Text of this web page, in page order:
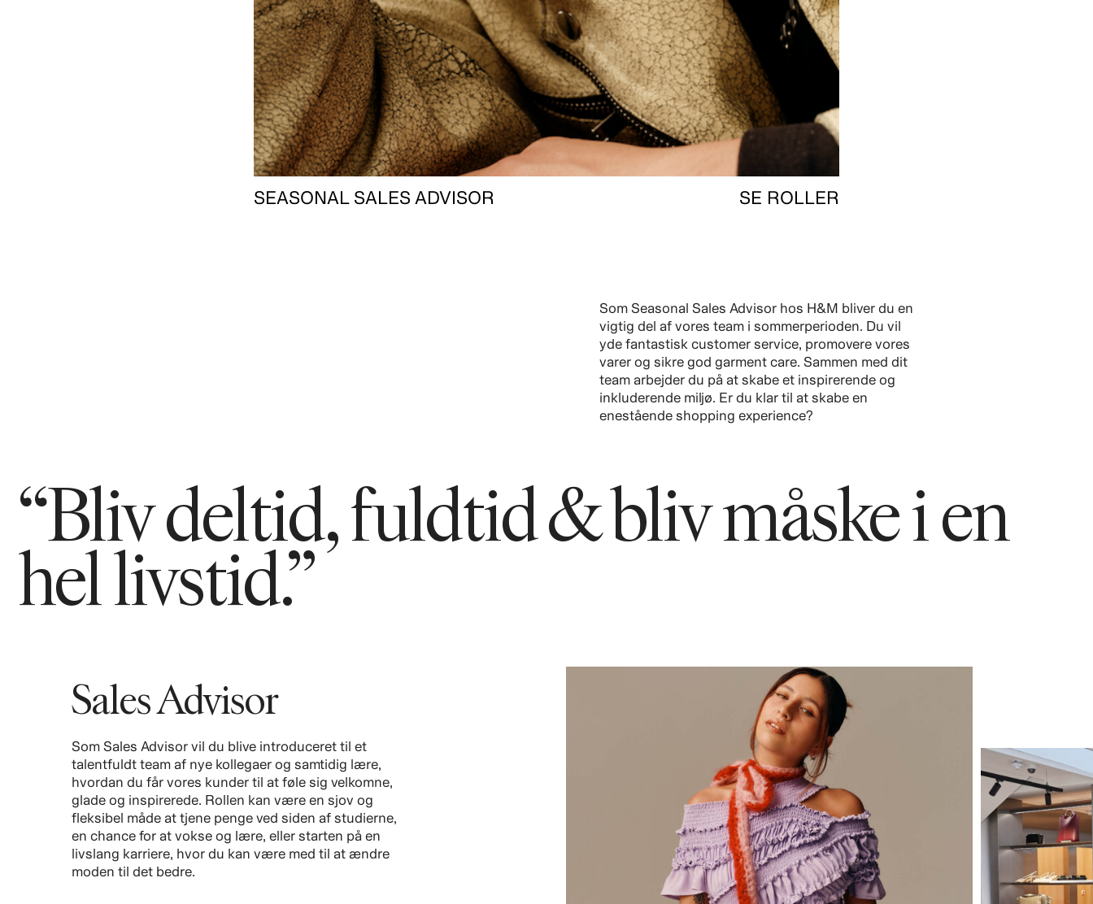
SEASONAL SALES ADVISOR SE ROLLER
Som Seasonal Sales Advisor hos H&M bliver du en
vigtig del af vores team i sommerperioden. Du vil
yde fantastisk customer service, promovere vores
varer og sikre god garment care. Sammen med dit
team arbejder du på at skabe et inspirerende og
inkluderende miljø. Er du klar til at skabe en
enestående shopping experience?
“Bliv deltid, fuldtid & bliv måske i en
hel livstid.”
Sales Advisor
Som Sales Advisor vil du blive introduceret til et
talentfuldt team af nye kollegaer og samtidig lære,
hvordan du får vores kunder til at føle sig velkomne,
glade og inspirerede. Rollen kan være en sjov og
fleksibel måde at tjene penge ved siden af studierne,
en chance for at vokse og lære, eller starten på en
livslang karriere, hvor du kan være med til at ændre
moden til det bedre.